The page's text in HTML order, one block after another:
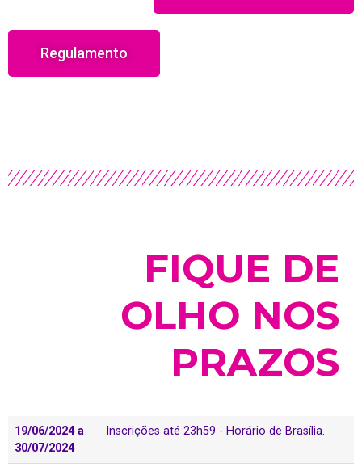
Regulamento
FIQUE DE
OLHO NOS
PRAZOS
19/06/2024 a
30/07/2024
Inscrições até 23h59 - Horário de Brasília.